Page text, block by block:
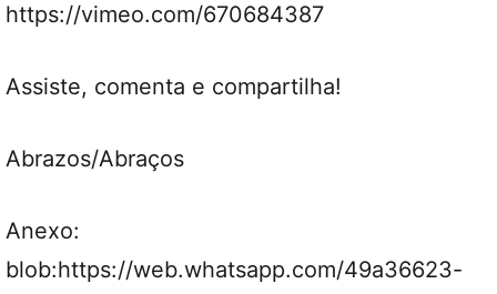
https://vimeo.com/670684387
Assiste, comenta e compartilha!
Abrazos/Abraços
Anexo:
blob:https://web.whatsapp.com/49a36623-